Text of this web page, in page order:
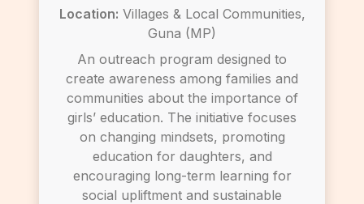
Location: Villages & Local Communities,
Guna (MP)
An outreach program designed to
create awareness among families and
communities about the importance of
girls’ education. The initiative focuses
on changing mindsets, promoting
education for daughters, and
encouraging long-term learning for
social upliftment and sustainable